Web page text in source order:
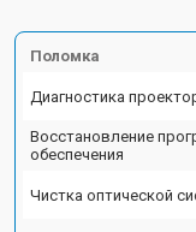
Поломка
Диагностика
Восстановление
обеспечения
Чистка оптической